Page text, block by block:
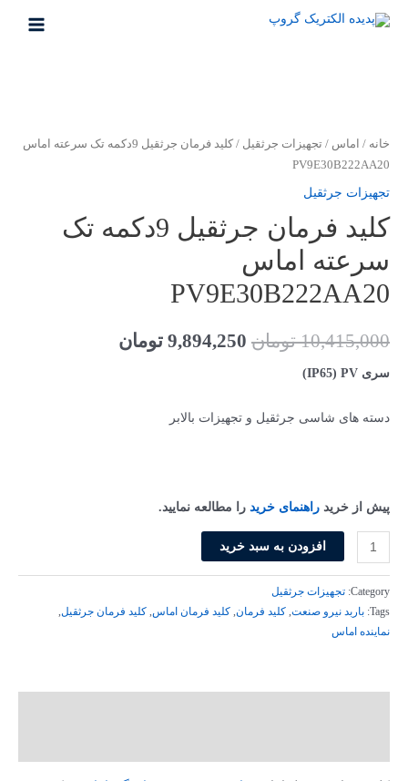
پرش
خانه / اماس / تجهیزات جرثقیل
/ کلید فرمان جرثقیل 9دکمه تک سرعته اماس
PV9E30B222AA20
تجهیزات جرثقیل
کلید فرمان جرثقیل 9دکمه تک
سرعته اماس
PV9E30B222AA20
10,415,000 تومان قیمت
9,894,250 تومان
سری IP65) PV)
دسته های شاسی جرثقیل و تجهیزات بالابر
پیش از خرید راهنمای خرید را مطالعه نمایید.
کلید
فرمان
جرثقیل
9دکمه
تک
افزودن به سبد خرید
Category: تجهیزات جرثقیل
Tags: باربد نیرو صنعت, کلید فرمان, کلید فرمان اماس, کلید فرمان جرثقیل,
نماینده اماس